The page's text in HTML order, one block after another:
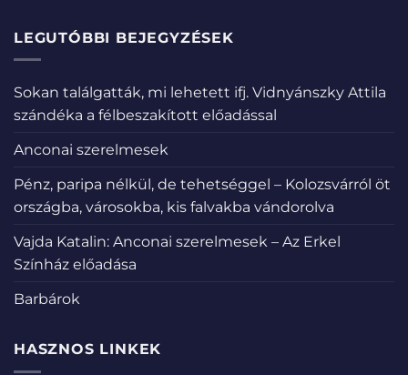
LEGUTÓBBI BEJEGYZÉSEK
Sokan találgatták, mi lehetett ifj. Vidnyánszky Attila
szándéka a félbeszakított előadással
Anconai szerelmesek
Pénz, paripa nélkül, de tehetséggel – Kolozsvárról öt
országba, városokba, kis falvakba vándorolva
Vajda Katalin: Anconai szerelmesek – Az Erkel
Színház előadása
Barbárok
HASZNOS LINKEK